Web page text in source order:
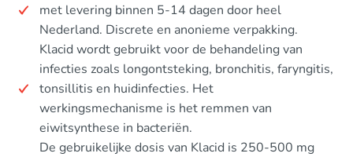
met levering binnen 5-14 dagen door heel
Nederland. Discrete en anonieme verpakking.
Klacid wordt gebruikt voor de behandeling van
infecties zoals longontsteking, bronchitis, faryngitis,
tonsillitis en huidinfecties. Het
werkingsmechanisme is het remmen van
eiwitsynthese in bacteriën.
De gebruikelijke dosis van Klacid is 250-500 mg